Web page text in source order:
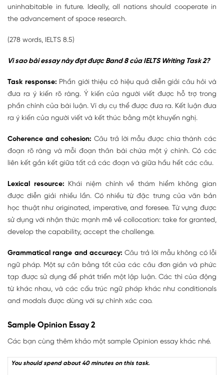
uninhabitable in future. Ideally, all nations should cooperate in
the advancement of space research.
(278 words, IELTS 8.5)
Vì sao bài essay này đạt được Band 8 của IELTS Writing Task 2?
Task response: Phần giới thiệu có hiệu quả diễn giải câu hỏi và
đưa ra ý kiến ​​rõ ràng. Ý kiến ​​của người viết được hỗ trợ trong
phần chính của bài luận. Ví dụ cụ thể được đưa ra. Kết luận đưa
ra ý kiến ​​của người viết và kết thúc bằng một khuyến nghị.
Coherence and cohesion:Câu trả lời mẫu được chia thành các
đoạn rõ ràng và mỗi đoạn thân bài chứa một ý chính. Có các
liên kết gắn kết giữa tất cả các đoạn và giữa hầu hết các câu.
Lexical resource: Khái niệm chính về thám hiểm không gian
được diễn giải nhiều lần. Có nhiều từ đặc trưng của văn bản
học thuật như originated, imperative, and foresee. Từ vựng được
sử dụng với nhận thức mạnh mẽ về collocation: take for granted,
develop the capability, accept the challenge.
Grammatical range and accuracy:Câu trả lời mẫu không có lỗi
ngữ pháp. Một sự cân bằng tốt của các câu đơn giản và phức
tạp được sử dụng để phát triển một lập luận. Các thì của động
từ khác nhau, và các cấu trúc ngữ pháp khác như conditionals
and modals được dùng với sự chính xác cao.
Sample Opinion Essay 2
Các bạn cùng thêm khảo một sample Opinion essay khác nhé.
You should spend about 40 minutes on this task.